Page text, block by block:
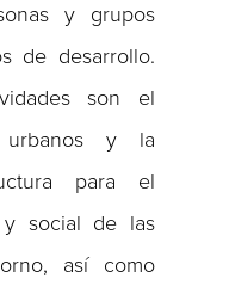
y grupos
de desarrollo.
son el
urbanos y la
para el
y social de las
así como